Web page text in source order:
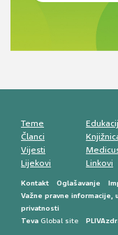
Novi pogled
razlike i nove
smetnji do
Antikoagulansi
Teme
Članci
Vijesti
Lijekovi
Linkovi
Kontakt Oglašavanje
Važne pravne
privatnosti
Teva Global site